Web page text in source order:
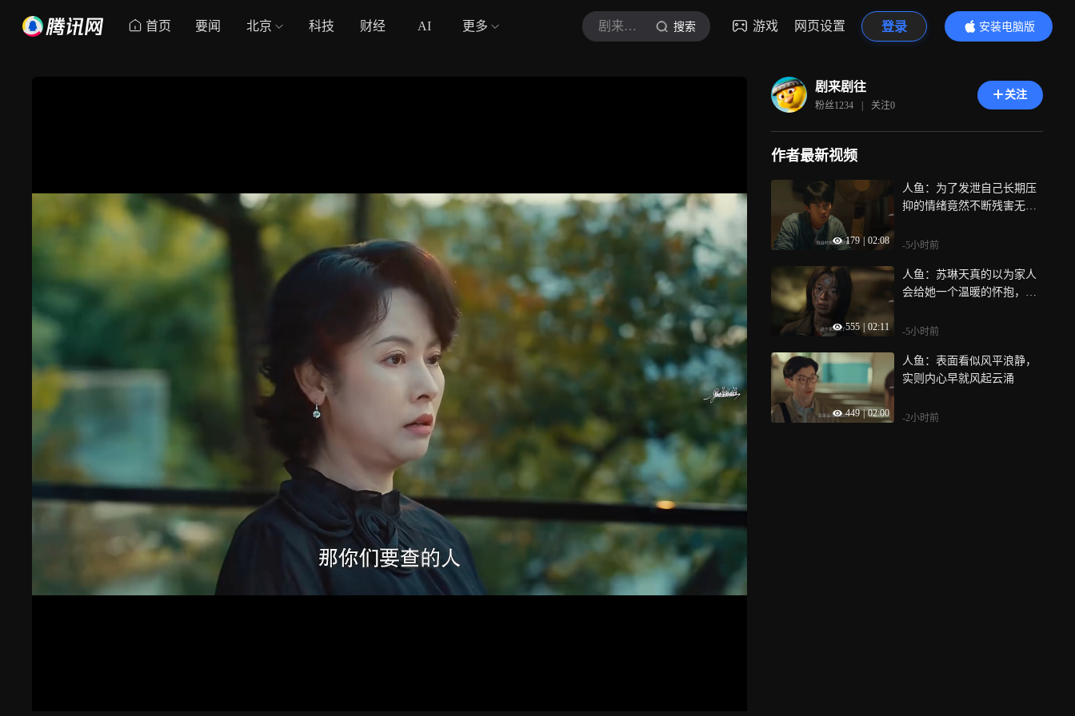
首页 要闻 北京 科技 财经 AI 更多 剧来剧往 搜索 游戏 网页设置 登录
安装电脑版
内容更精彩
剧来剧往
粉丝1234 | 关注0
关注
作者最新视频
179 02:08
人鱼：为了发泄自己长期压
抑的情绪竟然不断残害无
-5小时前
555 02:11
人鱼：苏琳天真的以为家人
会给她一个温暖的怀抱，没
渊
-5小时前
449 | 02:00
人鱼：表面看似风平浪静，
实则内心早就风起云涌
-2小时前